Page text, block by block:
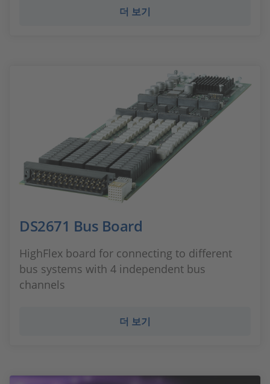
더 보기
DS2671 Bus Board
HighFlex board for connecting to different
bus systems with 4 independent bus
channels
더 보기